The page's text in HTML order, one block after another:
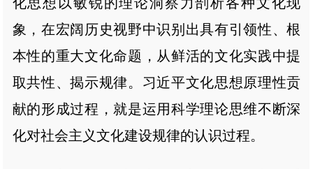
象，在宏阔历史视野中识别出具有引领性、根
本性的重大文化命题，从鲜活的文化实践中提
取共性、揭示规律。习近平文化思想原理性贡
献的形成过程，就是运用科学理论思维不断深
化对社会主义文化建设规律的认识过程。